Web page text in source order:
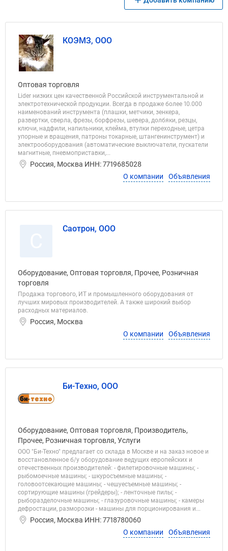
КОЭМЗ, ООО
Оптовая торговля
Lider низких цен качественной Российской инструментальной и
электротехнической продукции. Всегда в продаже более 10.000
наименований инструмента (плашки, метчики, зенкера,
развертки, сверла, фрезы, борфрезы, шевера, долбяки, резцы,
ключи, надфили, напильники, клейма, втулки переходные, цетра
упорные и вращения, патроны токарные, штангенинструмент) и
электрооборудования (автоматические выключатели, пускатели
магнитные, пневмоприставки,...
Россия, Москва ИНН: 7719685028
О компании
Объявления
Саотрон, ООО
Оборудование, Оптовая торговля, Прочее, Розничная
торговля
Продажа торгового, ИТ и промышленного оборудования от
лучших мировых производителей. А также широкий выбор
расходных материалов.
Россия, Москва
О компании
Объявления
Би-Техно, ООО
Оборудование, Оптовая торговля, Производитель,
Прочее, Розничная торговля, Услуги
ООО "Би-Техно" предлагает со склада в Москве и на заказ новое и
восстановленное б/у оборудование ведущих европейских и
отечественных производителей: - филетировочные машины; -
рыбомоечные машины; - шкуросъемные машины; -
головоотсекающие машины; - чешуесъемные машины; -
сортирующие машины (грейдеры); - ленточные пилы; -
рыборазделочные машины; - глазуровочные машины; - камеры
дефростации, разморозки - машины для порционирования и...
Россия, Москва ИНН: 7718780060
О компании
Объявления